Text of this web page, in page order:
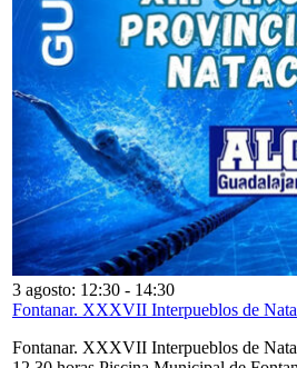
3 agosto: 12:30 - 14:30
Fontanar. XXXVII Interpueblos de
Fontanar. XXXVII Interpueblos de